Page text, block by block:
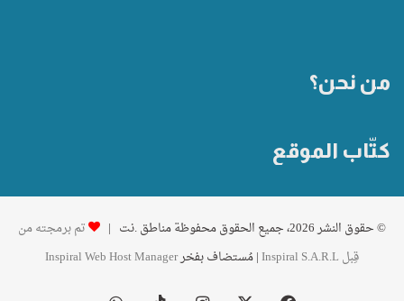
من نحن؟
كتّاب الموقع
© حقوق النشر 2026، جميع الحقوق محفوظة مناطق .نت |
تم برمجته من
قِبل Inspiral S.A.R.L
| مُستضاف بفخرInspiral Web Host Manager